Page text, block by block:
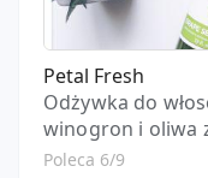
Petal Fresh
Odżywka do
winogron i oliwa
Poleca 6/9